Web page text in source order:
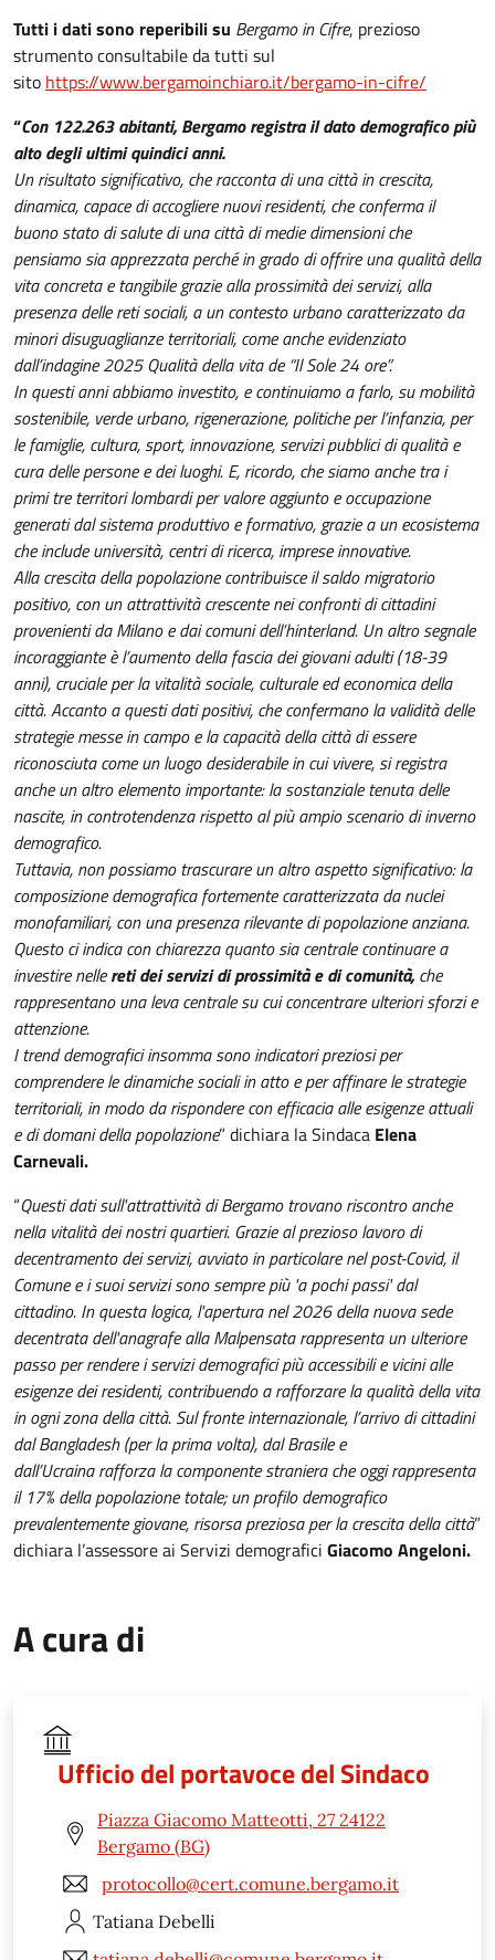
Tutti i dati sono reperibili su Bergamo in Cifre, prezioso
strumento consultabile da tutti sul
sito https://www.bergamoinchiaro.it/bergamo-in-cifre/
“Con 122.263 abitanti, Bergamo registra il dato demografico più
alto degli ultimi quindici anni.
Un risultato significativo, che racconta di una città in crescita,
dinamica, capace di accogliere nuovi residenti, che conferma il
buono stato di salute di una città di medie dimensioni che
pensiamo sia apprezzata perché in grado di offrire una qualità della
vita concreta e tangibile grazie alla prossimità dei servizi, alla
presenza delle reti sociali, a un contesto urbano caratterizzato da
minori disuguaglianze territoriali, come anche evidenziato
dall’indagine 2025 Qualità della vita de “Il Sole 24 ore”.
In questi anni abbiamo investito, e continuiamo a farlo, su mobilità
sostenibile, verde urbano, rigenerazione, politiche per l’infanzia, per
le famiglie, cultura, sport, innovazione, servizi pubblici di qualità e
cura delle persone e dei luoghi. E, ricordo, che siamo anche tra i
primi tre territori lombardi per valore aggiunto e occupazione
generati dal sistema produttivo e formativo, grazie a un ecosistema
che include università, centri di ricerca, imprese innovative.
Alla crescita della popolazione contribuisce il saldo migratorio
positivo, con un attrattività crescente nei confronti di cittadini
provenienti da Milano e dai comuni dell’hinterland. Un altro segnale
incoraggiante è l’aumento della fascia dei giovani adulti (18-39
anni), cruciale per la vitalità sociale, culturale ed economica della
città. Accanto a questi dati positivi, che confermano la validità delle
strategie messe in campo e la capacità della città di essere
riconosciuta come un luogo desiderabile in cui vivere, si registra
anche un altro elemento importante: la sostanziale tenuta delle
nascite, in controtendenza rispetto al più ampio scenario di inverno
demografico.
Tuttavia, non possiamo trascurare un altro aspetto significativo: la
composizione demografica fortemente caratterizzata da nuclei
monofamiliari, con una presenza rilevante di popolazione anziana.
Questo ci indica con chiarezza quanto sia centrale continuare a
investire nellereti dei servizi di prossimità e di comunità,che
rappresentano una leva centrale su cui concentrare ulteriori sforzi e
attenzione.
I trend demografici insomma sono indicatori preziosi per
comprendere le dinamiche sociali in atto e per affinare le strategie
territoriali, in modo da rispondere con efficacia alle esigenze attuali
e di domani della popolazione” dichiara la Sindaca Elena
Carnevali.
“Questi dati sull'attrattività di Bergamo trovano riscontro anche
nella vitalità dei nostri quartieri. Grazie al prezioso lavoro di
decentramento dei servizi, avviato in particolare nel post-Covid, il
Comune e i suoi servizi sono sempre più 'a pochi passi' dal
cittadino. In questa logica, l'apertura nel 2026 della nuova sede
decentrata dell'anagrafe alla Malpensata rappresenta un ulteriore
passo per rendere i servizi demografici più accessibili e vicini alle
esigenze dei residenti, contribuendo a rafforzare la qualità della vita
in ogni zona della città. Sul fronte internazionale, l’arrivo di cittadini
dal Bangladesh (per la prima volta), dal Brasile e
dall’Ucraina rafforza la componente straniera che oggi rappresenta
il 17% della popolazione totale; un profilo demografico
prevalentemente giovane, risorsa preziosa per la crescita della città”
dichiara l’assessore ai Servizi demografici Giacomo Angeloni.
A cura di
Ufficio del portavoce del Sindaco
Piazza Giacomo Matteotti, 27 24122
Bergamo (BG)
protocollo@cert.comune.bergamo.it
Tatiana Debelli